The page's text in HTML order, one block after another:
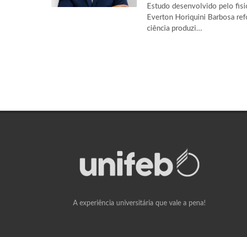
Estudo desenvolvido pelo
Everton Horiquini Barbosa
ciência produzi...
A experiência universitária que vale a pena!